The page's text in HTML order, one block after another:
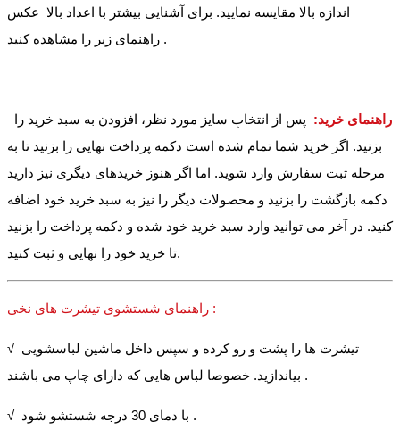
اندازه بالا مقایسه نمایید. برای آشنایی بیشتر با اعداد بالا عکس
راهنمای زیر را مشاهده کنید .
راهنمای خرید: پس از انتخابِ سایز مورد نظر، افزودن به سبد خرید را
بزنید. اگر خرید شما تمام شده است دکمه پرداخت نهایی را بزنید تا به
مرحله ثبت سفارش وارد شوید. اما اگر هنوز خریدهای دیگری نیز دارید
دکمه بازگشت را بزنید و محصولات دیگر را نیز به سبد خرید خود اضافه
کنید. در آخر می توانید وارد سبد خرید خود شده و دکمه پرداخت را بزنید
تا خرید خود را نهایی و ثبت کنید.
راهنمای شستشوی تیشرت های نخی :
√ تیشرت ها را پشت و رو کرده و سپس داخل ماشین لباسشویی
بیاندازید. خصوصا لباس هایی که دارای چاپ می باشند .
√ با دمای 30 درجه شستشو شود .